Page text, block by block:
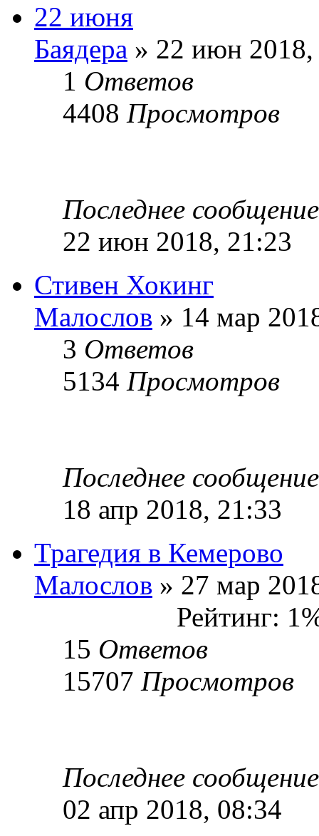
22 июня
Баядера » 22 июн 2018,
1 Ответов
4408 Просмотров
Последнее
22 июн 2018, 21:23
Стивен Хокинг
Малослов » 14 мар
3 Ответов
5134 Просмотров
Последнее
18 апр 2018, 21:33
Трагедия в Кемерово
Малослов » 27 мар
Рейтинг:
15 Ответов
15707 Просмотров
Последнее
02 апр 2018, 08:34